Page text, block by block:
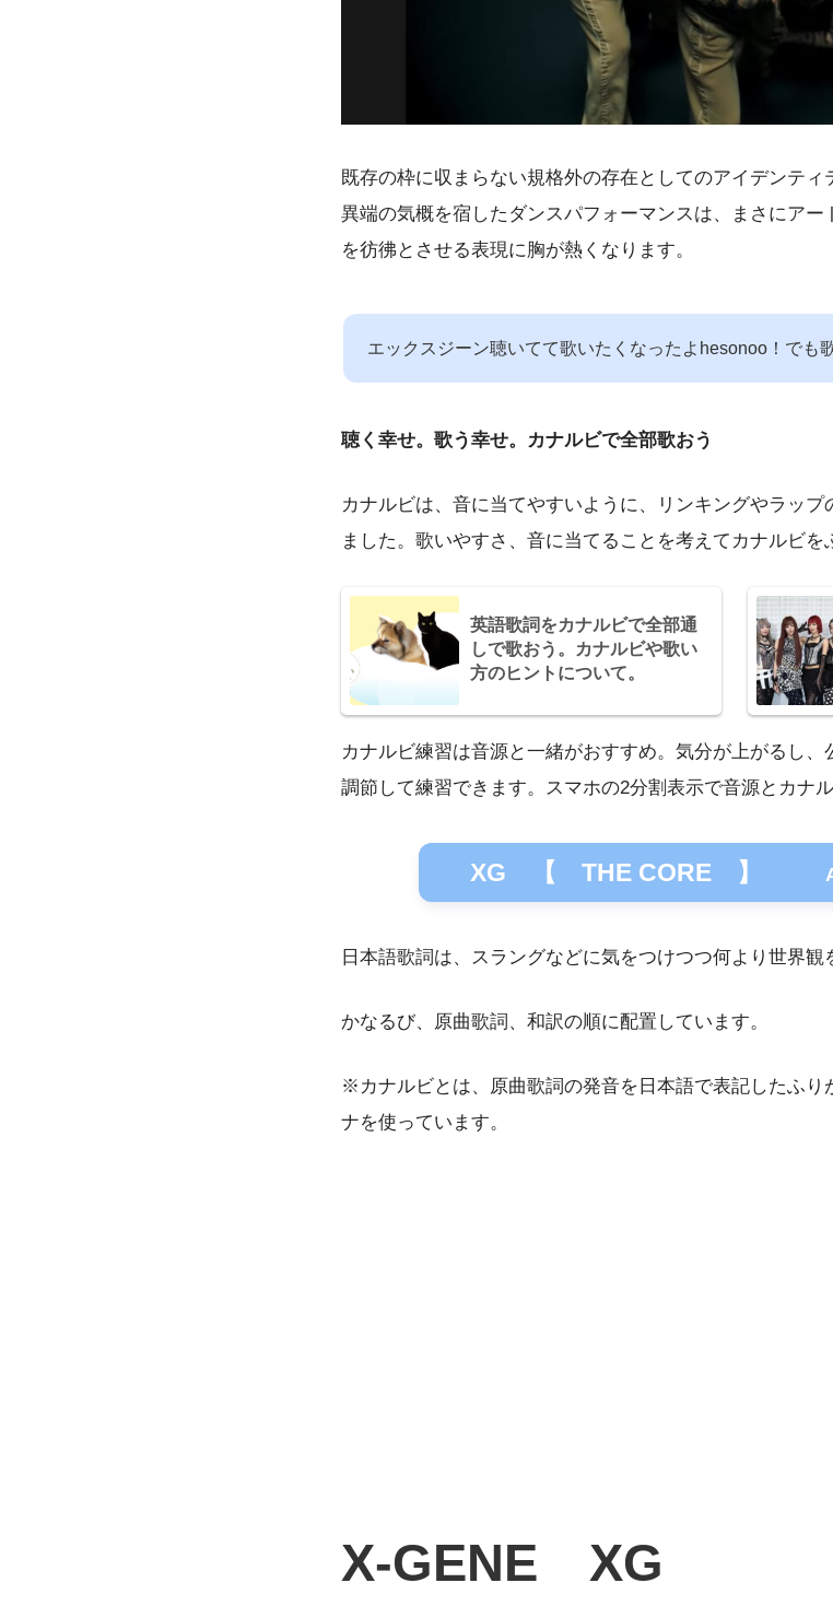
既存の枠に収まらない規格外の存在としてのアイデンテ
異端の気概を宿したダンスパフォーマンスは、まさにアー
を彷彿とさせる表現に胸が熱くなります。
エックスジーン聴いてて歌いたくなったよhesonoo！でも
聴く幸せ。歌う幸せ。カナルビで全部歌おう
カナルビは、音に当てやすいように、リンキングやラッ
ました。歌いやすさ、音に当てることを考えてカナルビを
英語歌詞をカナルビで全部通
しで歌おう。カナルビや歌い
方のヒントについて。
カナルビ練習は音源と一緒がおすすめ。気分が上がるし
調節して練習できます。スマホの2分割表示で音源とカナ
XG 【 THE CORE 】
日本語歌詞は、スラングなどに気をつけつつ何より世界観
かなるび、原曲歌詞、和訳の順に配置しています。
※カナルビとは、原曲歌詞の発音を日本語で表記したふり
ナを使っています。
X-GENE XG